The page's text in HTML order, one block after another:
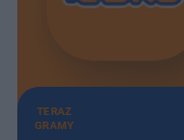
TERAZ
GRAMY